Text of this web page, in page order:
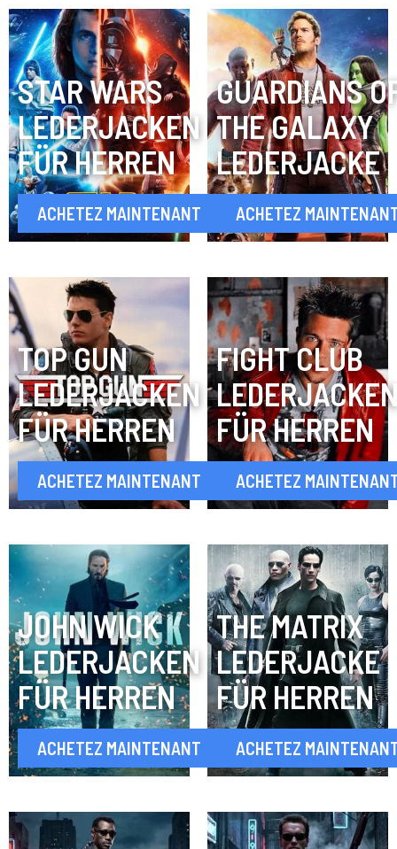
STAR WARS
LEDERJACKEN
FÜR HERREN
ACHETEZ MAINTENANT
GUARDIANS
THE GALAXY
LEDERJACKE
ACHETEZ
TOP GUN
LEDERJACKEN
FÜR HERREN
ACHETEZ MAINTENANT
FIGHT CLUB
FÜR HERREN
ACHETEZ
JOHN WICK
LEDERJACKEN
FÜR HERREN
ACHETEZ MAINTENANT
THE MATRIX
LEDERJACKE
FÜR HERREN
ACHETEZ